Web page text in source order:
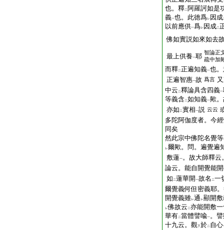
也。釋二 阿羅訶如是
義一也。此徳爲レ 因成
以前應供一爲レ 因成二
佛如實説如來如去
最上供養一耶 智論正
疏中加
而釋二正遍知義一也
正遍智惠一故 爲言
中云 二釋論具含四義一
等義含二如知義一歟
亦如 二實相一説 云云
多陀阿伽度者。今
同矣
然此宗中佛陀名覺
レ爾歟。問。遍覺遍
敷蓮一。故大師釋云
論云。能自開覺能開
如 二蓮華開 一故名 二一
爾覺義何但密義耶
開覺義雖レ通 レ顯開
レ佛故云 二亦能開敷
華有二當體譬喩一。
十九云。觀下於二 自心